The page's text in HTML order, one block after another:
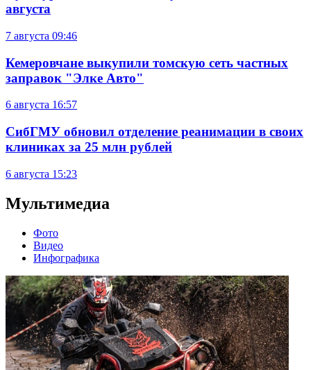
августа
7 августа 09:46
Кемеровчане выкупили томскую сеть частных
заправок "Элке Авто"
6 августа 16:57
СибГМУ обновил отделение реанимации в своих
клиниках за 25 млн рублей
6 августа 15:23
Мультимедиа
Фото
Видео
Инфографика